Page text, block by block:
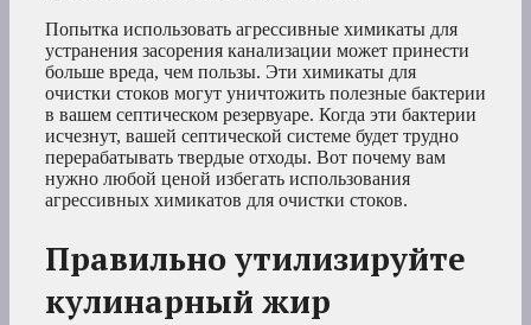
Попытка использовать агрессивные химикаты для
устранения засорения канализации может принести
больше вреда, чем пользы. Эти химикаты для
очистки стоков могут уничтожить полезные бактерии
в вашем септическом резервуаре. Когда эти бактерии
исчезнут, вашей септической системе будет трудно
перерабатывать твердые отходы. Вот почему вам
нужно любой ценой избегать использования
агрессивных химикатов для очистки стоков.
Правильно утилизируйте
кулинарный жир